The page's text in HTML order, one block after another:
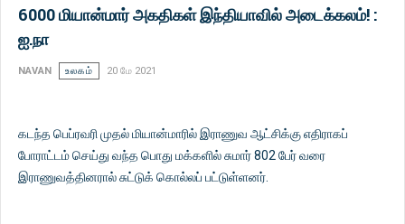
6000 மியான்மார் அகதிகள் இந்தியாவில் அடைக்கலம்! :
ஐ.நா
NAVAN உலகம் 20 மே 2021
கடந்த பெப்ரவரி முதல் மியான்மாரில் இராணுவ ஆட்சிக்கு எதிராகப்
போராட்டம் செய்து வந்த பொது மக்களில் சுமார் 802 பேர் வரை
இராணுவத்தினரால் சுட்டுக் கொல்லப் பட்டுள்ளனர்.